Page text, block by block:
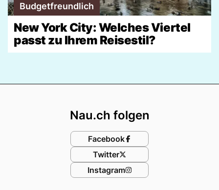
Budgetfreundlich
New York City: Welches Viertel
passt zu Ihrem Reisestil?
Nau.ch folgen
Facebook
Twitter
Instagram